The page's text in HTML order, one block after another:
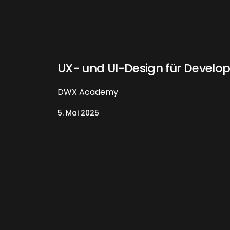
UX- und UI-De­sign für
DWX Academy
5. Mai 2025